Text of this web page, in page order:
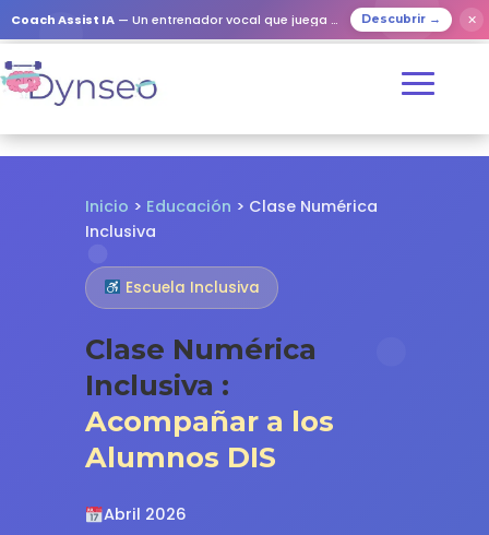
Coach Assist IA — Un entrenador vocal que juega con tus seres queridos Descubrir → ✕
Inicio > Educación > Clase Numérica
Inclusiva
Escuela Inclusiva
Clase Numérica
Inclusiva :
Acompañar a los
Alumnos DIS
Abril 2026